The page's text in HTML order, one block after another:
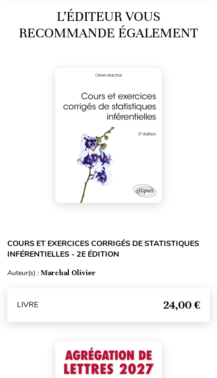
L’ÉDITEUR VOUS
RECOMMANDE ÉGALEMENT
COURS ET EXERCICES CORRIGÉS DE STATISTIQUES
INFÉRENTIELLES - 2E ÉDITION
Auteur(s) : Marchal Olivier
LIVRE 24,00 €